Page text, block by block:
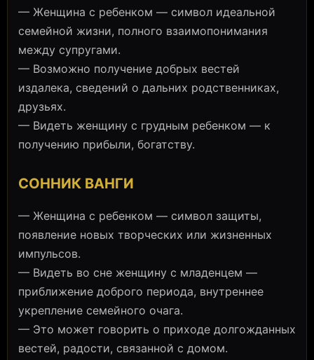
— Женщина с ребенком — символ идеальной
семейной жизни, полного взаимопонимания
между супругами.
— Возможно получение добрых вестей
издалека, сведений о дальних родственниках,
друзьях.
— Видеть женщину с грудным ребенком — к
получению прибыли, богатству.
СОННИК ВАНГИ
— Женщина с ребенком — символ защиты,
появление новых творческих или жизненных
импульсов.
— Видеть во сне женщину с младенцем —
приближение доброго периода, внутреннее
укрепление семейного очага.
— Это может говорить о приходе долгожданных
вестей, радости, связанной с домом.